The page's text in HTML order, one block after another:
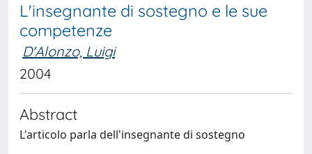
L'insegnante di sostegno e le sue
competenze
D'Alonzo, Luigi
2004
Abstract
L'articolo parla dell'insegnante di sostegno